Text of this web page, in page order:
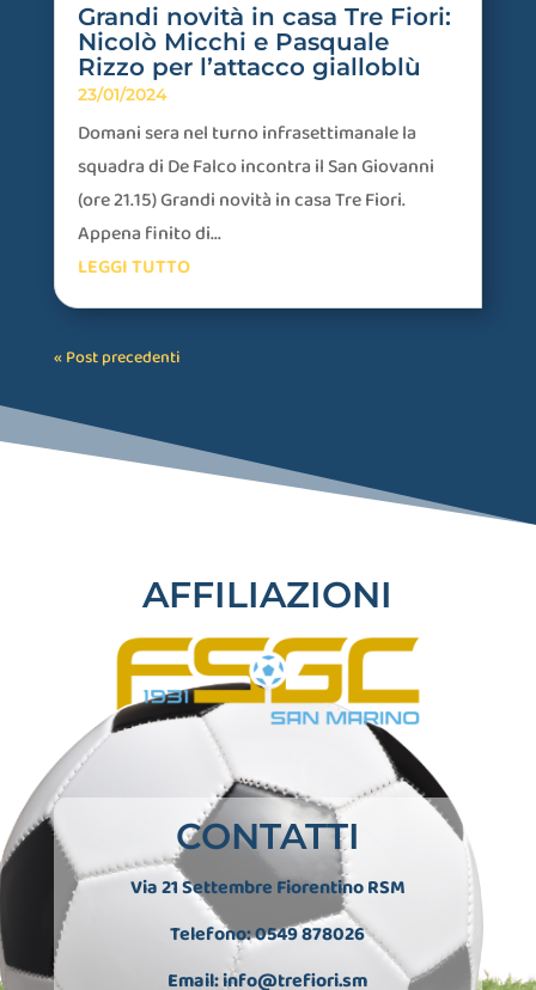
Grandi novità in casa Tre Fiori:
Nicolò Micchi e Pasquale
Rizzo per l’attacco gialloblù
23/01/2024
Domani sera nel turno infrasettimanale la
squadra di De Falco incontra il San Giovanni
(ore 21.15) Grandi novità in casa Tre Fiori.
Appena finito di...
LEGGI TUTTO
« Post precedenti
AFFILIAZIONI
CONTATTI
Via 21 Settembre Fiorentino RSM
Telefono: 0549 878026
Email:info@trefiori.sm